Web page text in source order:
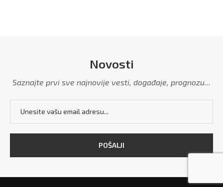
Novosti
Saznajte prvi sve najnovije vesti, događaje, prognozu...